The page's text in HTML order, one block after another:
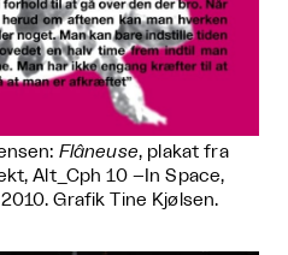
Flâneuse, plakat fra
Alt_Cph 10 –In Space,
Grafik Tine Kjølsen.